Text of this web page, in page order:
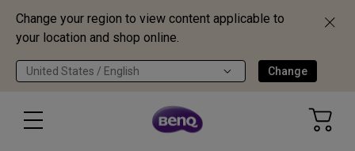
Change your region to view content applicable to
your location and shop online.
United States / English Change